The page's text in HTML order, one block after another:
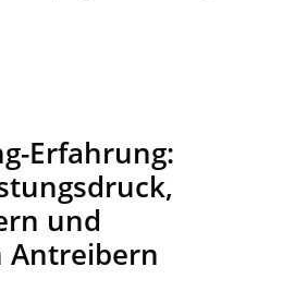
Erfahrung:
und
Antreibern